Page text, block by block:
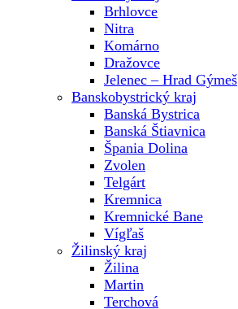
Brhlovce
Nitra
Komárno
Dražovce
Jelenec – Hrad Gýmeš
Banskobystrický kraj
Banská Bystrica
Banská Štiavnica
Špania Dolina
Zvolen
Telgárt
Kremnica
Kremnické Bane
Vígľaš
Žilinský kraj
Žilina
Martin
Terchová